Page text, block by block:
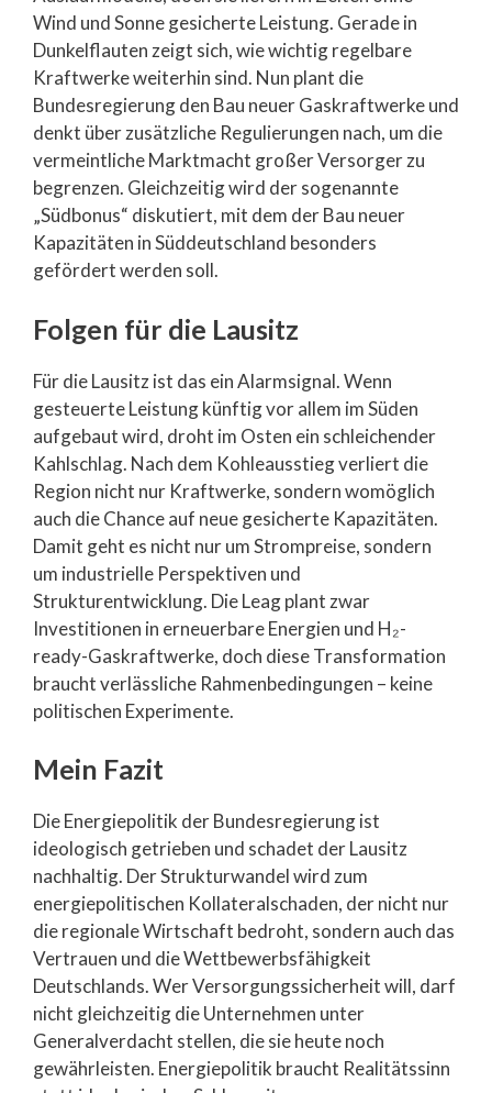
Wind und Sonne gesicherte Leistung. Gerade in
Dunkelflauten zeigt sich, wie wichtig regelbare
Kraftwerke weiterhin sind. Nun plant die
Bundesregierung den Bau neuer Gaskraftwerke und
denkt über zusätzliche Regulierungen nach, um die
vermeintliche Marktmacht großer Versorger zu
begrenzen. Gleichzeitig wird der sogenannte
„Südbonus“ diskutiert, mit dem der Bau neuer
Kapazitäten in Süddeutschland besonders
gefördert werden soll.
Folgen für die Lausitz
Für die Lausitz ist das ein Alarmsignal. Wenn
gesteuerte Leistung künftig vor allem im Süden
aufgebaut wird, droht im Osten ein schleichender
Kahlschlag. Nach dem Kohleausstieg verliert die
Region nicht nur Kraftwerke, sondern womöglich
auch die Chance auf neue gesicherte Kapazitäten.
Damit geht es nicht nur um Strompreise, sondern
um industrielle Perspektiven und
Strukturentwicklung. Die Leag plant zwar
Investitionen in erneuerbare Energien und H₂-
ready-Gaskraftwerke, doch diese Transformation
braucht verlässliche Rahmenbedingungen – keine
politischen Experimente.
Mein Fazit
Die Energiepolitik der Bundesregierung ist
ideologisch getrieben und schadet der Lausitz
nachhaltig. Der Strukturwandel wird zum
energiepolitischen Kollateralschaden, der nicht nur
die regionale Wirtschaft bedroht, sondern auch das
Vertrauen und die Wettbewerbsfähigkeit
Deutschlands. Wer Versorgungssicherheit will, darf
nicht gleichzeitig die Unternehmen unter
Generalverdacht stellen, die sie heute noch
gewährleisten. Energiepolitik braucht Realitätssinn